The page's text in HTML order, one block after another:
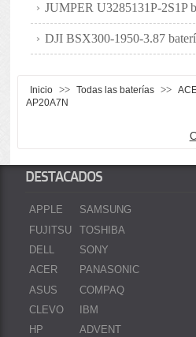
JUMPER U3285131P-2S1P
DJI BSX300-1950-3.87
Inicio >> Todas las baterías >>
AP20A7N
DESTACADOS
APPLE
FUJITSU
DELL
ACER
ASUS
CLEVO
HP
SAMSUNG
TOSHIBA
SONY
PANASONIC
COMPAQ
IBM
ADVENT